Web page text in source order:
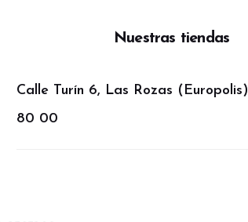
Nuestras tiendas
Calle Turín 6, Las Rozas (Europolis)
80 00